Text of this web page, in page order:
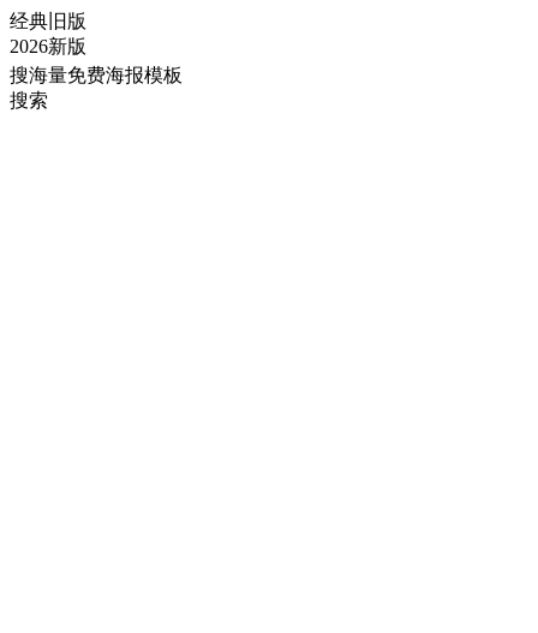
经典旧版
2026新版
搜海量免费海报模板
搜索